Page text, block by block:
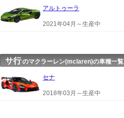
アルトゥーラ
2021年04月～生産中
サ行のマクラーレン(mclaren)の車種一覧
セナ
2018年03月～生産中